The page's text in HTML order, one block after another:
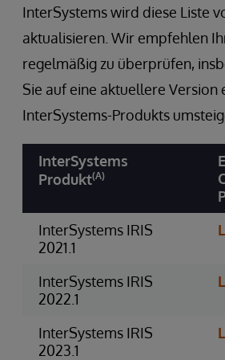
InterSystems wird diese Liste
aktualisieren. Wir empfehlen
regelmäßig zu überprüfen,
Sie auf eine aktuellere Version
InterSystems-Produkts
InterSystems
Produkt(A)
InterSystems IRIS
2021.1
InterSystems IRIS
2022.1
InterSystems IRIS
2023.1